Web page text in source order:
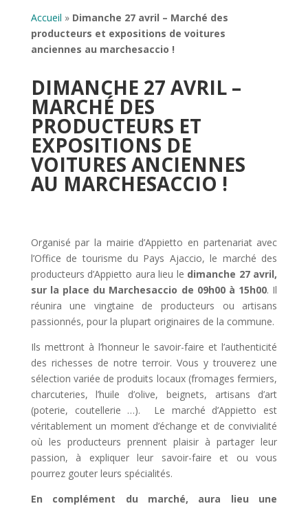
Accueil » Dimanche 27 avril – Marché des
producteurs et expositions de voitures
anciennes au marchesaccio !
DIMANCHE 27 AVRIL –
MARCHÉ DES
PRODUCTEURS ET
EXPOSITIONS DE
VOITURES ANCIENNES
AU MARCHESACCIO !
Organisé par la mairie d’Appietto en partenariat avec
l’Office de tourisme du Pays Ajaccio, le marché des
producteurs d’Appietto aura lieu le dimanche 27 avril,
sur la place du Marchesaccio de 09h00 à 15h00. Il
réunira une vingtaine de producteurs ou artisans
passionnés, pour la plupart originaires de la commune.
Ils mettront à l’honneur le savoir-faire et l’authenticité
des richesses de notre terroir. Vous y trouverez une
sélection variée de produits locaux (fromages fermiers,
charcuteries, l’huile d’olive, beignets, artisans d’art
(poterie, coutellerie …). Le marché d’Appietto est
véritablement un moment d’échange et de convivialité
où les producteurs prennent plaisir à partager leur
passion, à expliquer leur savoir-faire et ou vous
pourrez gouter leurs spécialités.
En complément du marché, aura lieu une